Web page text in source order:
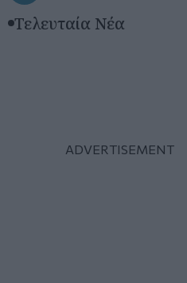
Τελευταία Νέα